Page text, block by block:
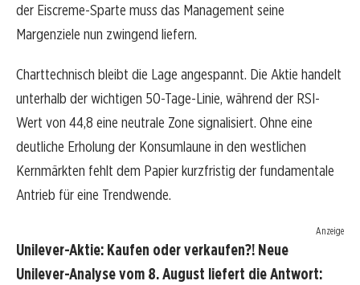
der Eiscreme-Sparte muss das Management seine
Margenziele nun zwingend liefern.
Charttechnisch bleibt die Lage angespannt. Die Aktie handelt
unterhalb der wichtigen 50-Tage-Linie, während der RSI-
Wert von 44,8 eine neutrale Zone signalisiert. Ohne eine
deutliche Erholung der Konsumlaune in den westlichen
Kernmärkten fehlt dem Papier kurzfristig der fundamentale
Antrieb für eine Trendwende.
Anzeige
Unilever-Aktie: Kaufen oder verkaufen?! Neue
Unilever-Analyse vom 8. August liefert die Antwort: